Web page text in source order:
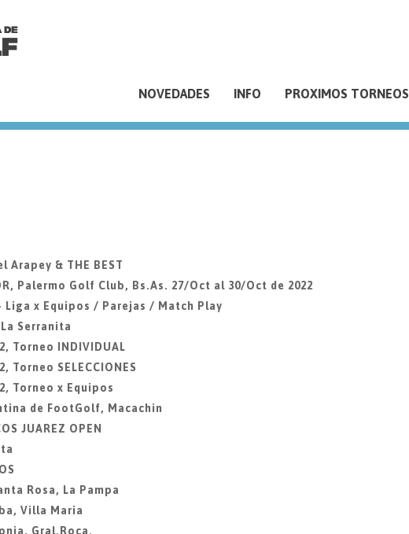
NOVEDADES INFO PROXIMOS TORNEOS
Arapey & THE BEST
Palermo Golf Club, Bs.As. 27/Oct al 30/Oct de 2022
- Liga x Equipos / Parejas / Match Play
La Serranita
Torneo INDIVIDUAL
Torneo SELECCIONES
Torneo x Equipos
de FootGolf, Macachin
JUAREZ OPEN
Rosa, La Pampa
Villa Maria
Gral.Roca.